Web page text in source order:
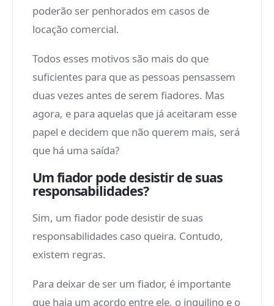
poderão ser penhorados em casos de
locação comercial.
Todos esses motivos são mais do que
suficientes para que as pessoas pensassem
duas vezes antes de serem fiadores. Mas
agora, e para aquelas que já aceitaram esse
papel e decidem que não querem mais, será
que há uma saída?
Um fiador pode desistir de suas
responsabilidades?
Sim, um fiador pode desistir de suas
responsabilidades caso queira. Contudo,
existem regras.
Para deixar de ser um fiador, é importante
que haja um acordo entre ele, o inquilino e o